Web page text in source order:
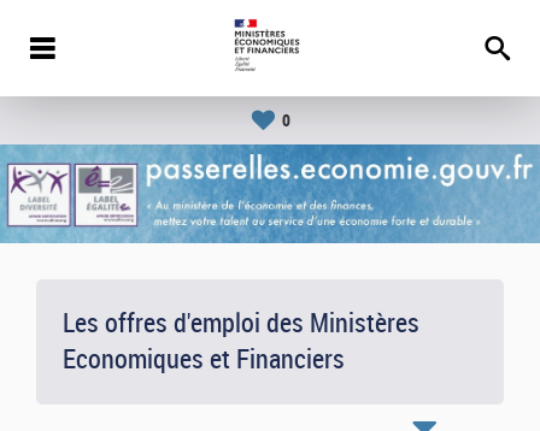
0
Les offres d'emploi des Ministères
Economiques et Financiers